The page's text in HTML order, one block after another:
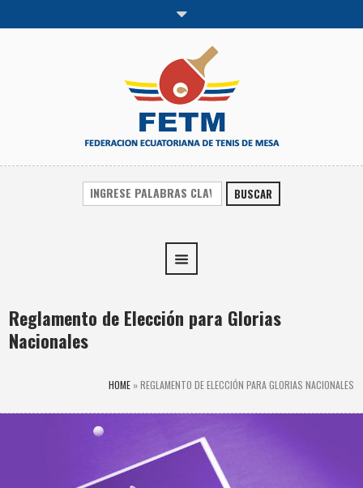
BUSCAR
Reglamento de Elección para Glorias
Nacionales
HOME»REGLAMENTO DE ELECCIÓN PARA GLORIAS NACIONALES